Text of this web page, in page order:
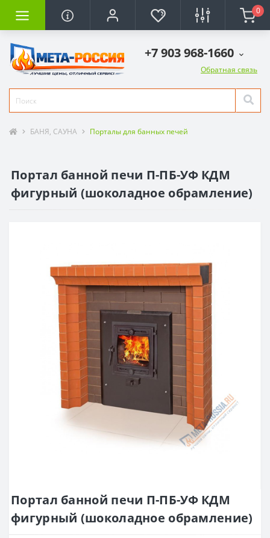
0
+7 903 968-1660
Обратная связь
БАНЯ, САУНА Порталы для банных печей
Портал банной печи П-ПБ-УФ КДМ
фигурный (шоколадное обрамление)
Портал банной печи П-ПБ-УФ КДМ
фигурный (шоколадное обрамление)